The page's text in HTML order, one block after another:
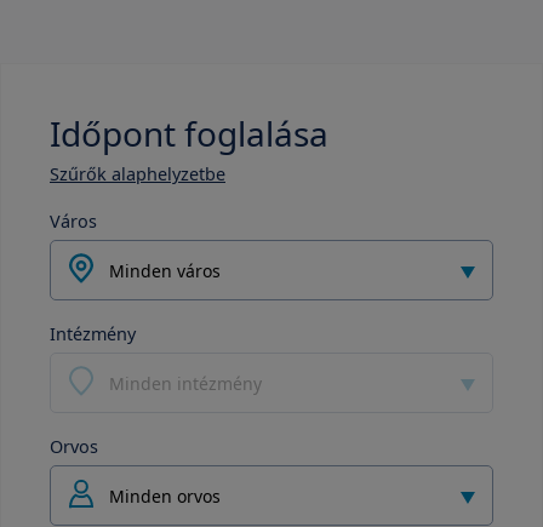
Időpont foglalása
Szűrők alaphelyzetbe
Város
Minden város
Intézmény
Minden intézmény
Orvos
Minden orvos